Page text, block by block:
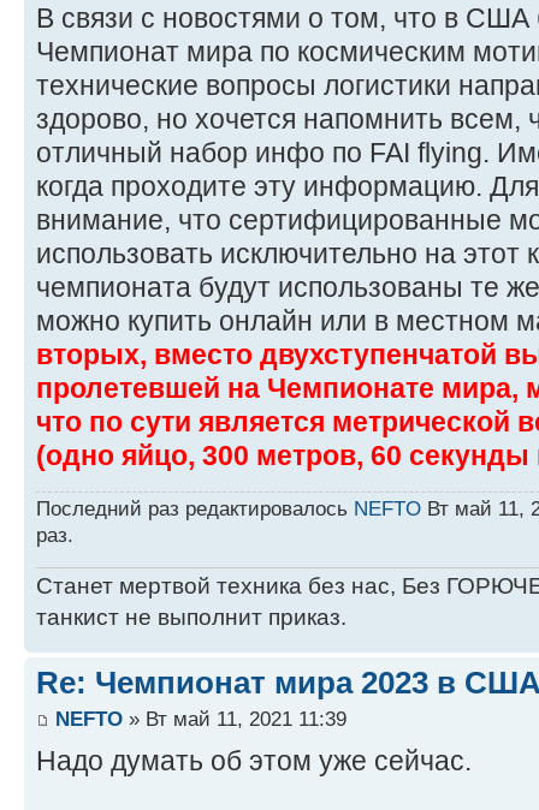
В связи с новостями о том, что в США
Чемпионат мира по космическим
технические вопросы логистики
здорово, но хочется напомнить всем,
отличный набор инфо по FAI flying.
когда проходите эту информацию.
внимание, что сертифицированные
использовать исключительно на этот
чемпионата будут использованы те
можно купить онлайн или в местном
вторых, вместо двухступенчатой
пролетевшей на Чемпионате мира,
что по сути является метрической
(одно яйцо, 300 метров, 60 секунды
Последний раз редактировалось NEFTO Вт май 11,
раз.
Станет мертвой техника без нас, Без
танкист не выполнит приказ.
Re: Чемпионат мира 2023 в
NEFTO » Вт май 11, 2021 11:39
Надо думать об этом уже сейчас.